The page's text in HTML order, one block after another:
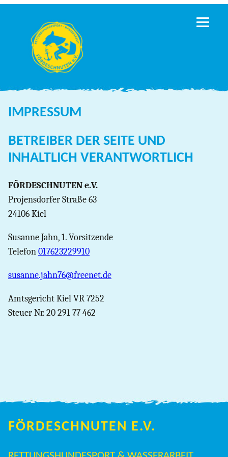
springen
IMPRESSUM
BETREIBER DER SEITE UND
INHALTLICH VERANTWORTLICH
FÖRDESCHNUTEN e.V.
Projensdorfer Straße 63
24106 Kiel
Susanne Jahn, 1. Vorsitzende
Telefon017623229910
susanne.jahn76@freenet.de
Amtsgericht Kiel VR 7252
Steuer Nr. 20 291 77 462
FÖRDESCHNUTEN E.V.